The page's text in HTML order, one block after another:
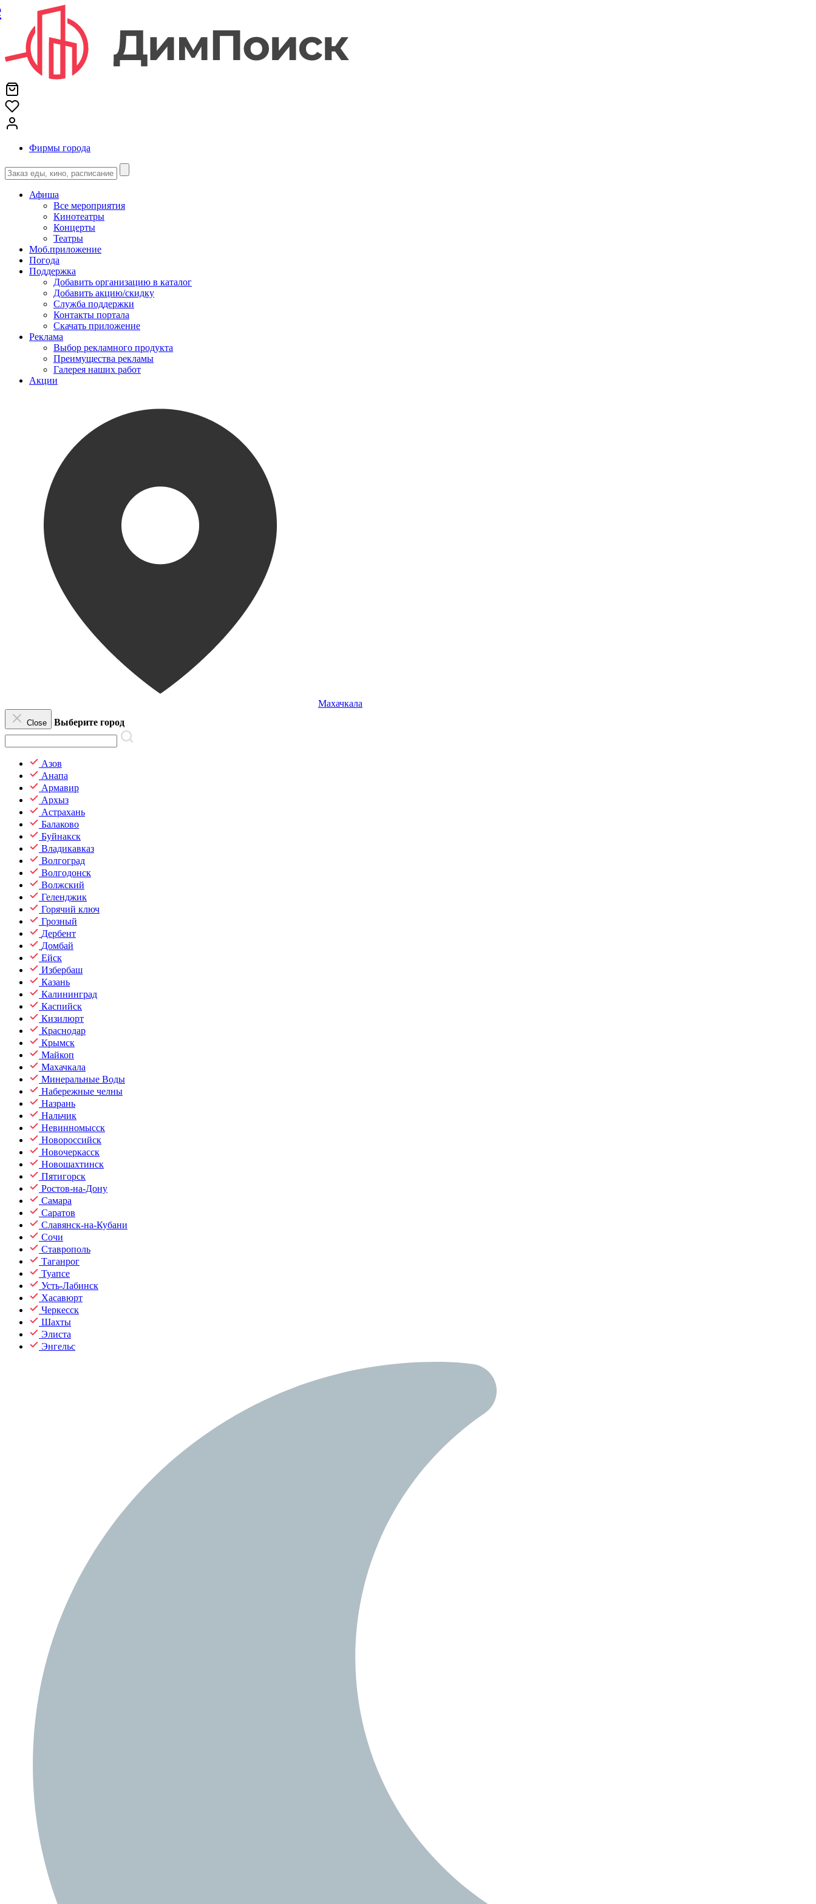
Фирмы города
Афиша
Все мероприятия
Кинотеатры
Концерты
Театры
Моб.приложение
Погода
Поддержка
Добавить организацию в каталог
Добавить акцию/скидку
Служба поддержки
Контакты портала
Скачать приложение
Реклама
Выбор рекламного продукта
Преимущества рекламы
Галерея наших работ
Акции
Махачкала
Close Выберите город
Азов
Анапа
Армавир
Архыз
Астрахань
Балаково
Буйнакск
Владикавказ
Волгоград
Волгодонск
Волжский
Геленджик
Горячий ключ
Грозный
Дербент
Домбай
Ейск
Избербаш
Казань
Калининград
Каспийск
Кизилюрт
Краснодар
Крымск
Майкоп
Махачкала
Минеральные Воды
Набережные челны
Назрань
Нальчик
Невинномысск
Новороссийск
Новочеркасск
Новошахтинск
Пятигорск
Ростов-на-Дону
Самара
Саратов
Славянск-на-Кубани
Сочи
Ставрополь
Таганрог
Туапсе
Усть-Лабинск
Хасавюрт
Черкесск
Шахты
Элиста
Энгельс